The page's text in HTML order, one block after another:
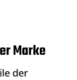
Marke
der